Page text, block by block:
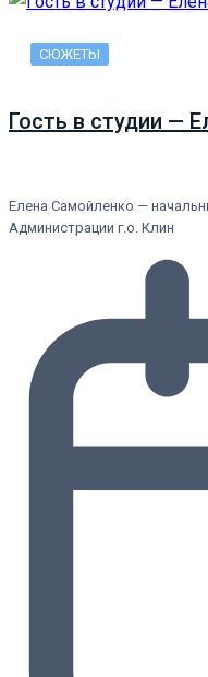
СЮЖЕТЫ
Гость в студии —
Елена Самойленко —
Администрации г.о. Клин